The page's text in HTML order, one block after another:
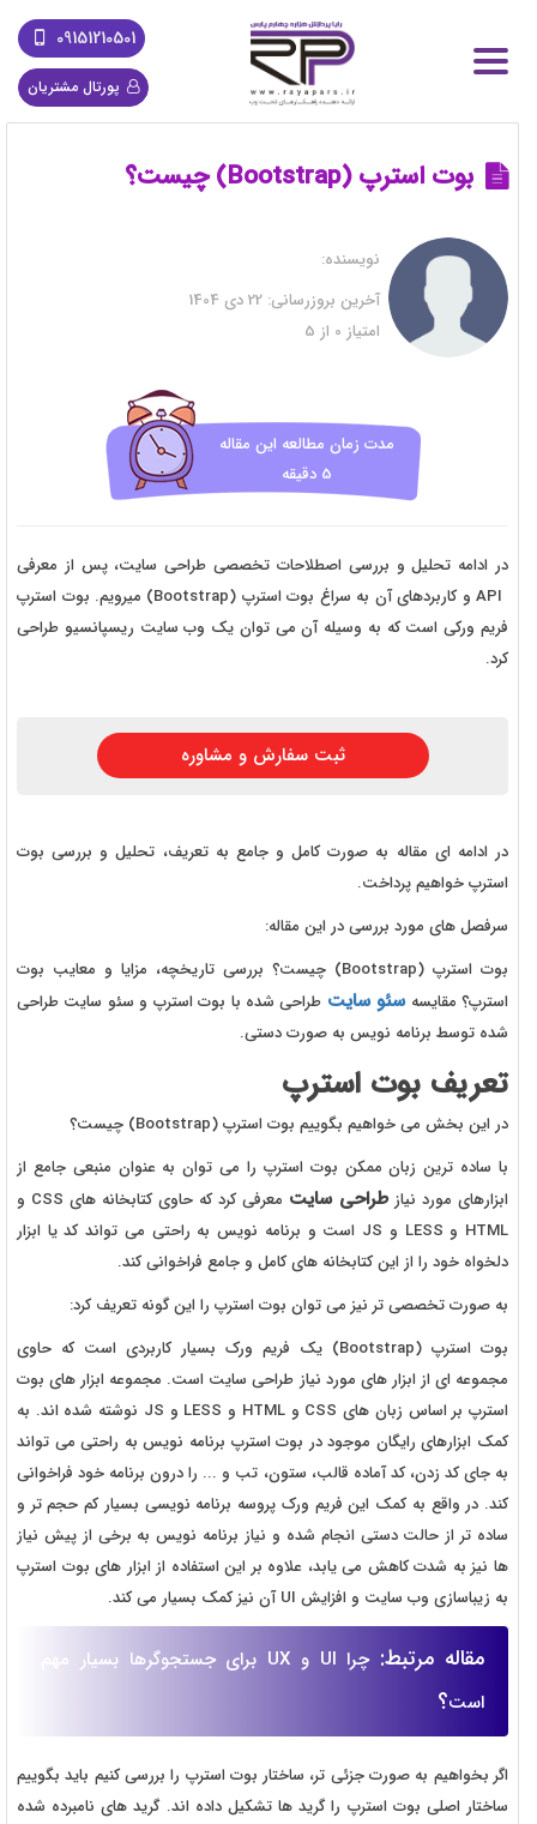
09151210501
پورتال مشتریان
بوت استرپ (Bootstrap) چیست؟
نویسنده:
آخرین بروزرسانی:
امتیاز 0 از 5
مدت زمان مطالعه این مقاله
5 دقیقه
در ادامه تحلیل و بررسی اصطلاحات تخصصی طراحی سایت، پس از معرفی
API و کاربردهای آن به سراغ بوت استرپ (Bootstrap) میرویم. بوت استرپ
فریم ورکی است که به وسیله آن می توان یک وب سایت ریسپانسیو طراحی
کرد.
ثبت سفارش و مشاوره
در ادامه ای مقاله به صورت کامل و جامع به تعریف، تحلیل و بررسی بوت
استرپ خواهیم پرداخت.
سرفصل های مورد بررسی در این مقاله:
بوت استرپ (Bootstrap) چیست؟ بررسی تاریخچه، مزایا و معایب بوت
استرپ؟ مقایسهسئو سایت طراحی شده با بوت استرپ و سئو سایت طراحی
شده توسط برنامه نویس به صورت دستی.
تعریف بوت استرپ
در این بخش می خواهیم بگوییم بوت استرپ (Bootstrap) چیست؟
با ساده ترین زبان ممکن بوت استرپ را می توان به عنوان منبعی جامع از
ابزارهای مورد نیازطراحی سایت
معرفی کرد که حاوی کتابخانه های CSS و
HTML و LESS و JS است و برنامه نویس به راحتی می تواند کد یا ابزار
دلخواه خود را از این کتابخانه های کامل و جامع فراخوانی کند.
به صورت تخصصی تر نیز می توان بوت استرپ را این گونه تعریف کرد:
بوت استرپ (Bootstrap) یک فریم ورک بسیار کاربردی است که حاوی
مجموعه ای از ابزار های مورد نیاز طراحی سایت است. مجموعه ابزار های بوت
استرپ بر اساس زبان های CSS و HTML و LESS و JS نوشته شده اند. به
کمک ابزارهای رایگان موجود در بوت استرپ برنامه نویس به راحتی می تواند
به جای کد زدن، کد آماده قالب، ستون، تب و ... را درون برنامه خود فراخوانی
کند. در واقع به کمک این فریم ورک پروسه برنامه نویسی بسیار کم حجم تر و
ساده تر از حالت دستی انجام شده و نیاز برنامه نویس به برخی از پیش نیاز
ها نیز به شدت کاهش می یابد، علاوه بر این استفاده از ابزار های بوت استرپ
به زیباسازی وب سایت و افزایش UI آن نیز کمک بسیار می کند.
مقاله مرتبط:
چرا UI و UX برای جستجوگرها بسیار مهم
است؟
اگر بخواهیم به صورت جزئی تر، ساختار بوت استرپ را بررسی کنیم باید بگوییم
ساختار اصلی بوت استرپ را گرید ها تشکیل داده اند. گرید های نامبرده شده